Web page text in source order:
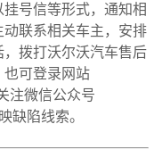
号信等形式，通知相
联系相关车主，安排
拨打沃尔沃汽车售后
也可登录网站
注微信公众号
缺陷线索。